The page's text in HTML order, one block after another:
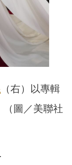
（右）以專輯
（圖／美聯社